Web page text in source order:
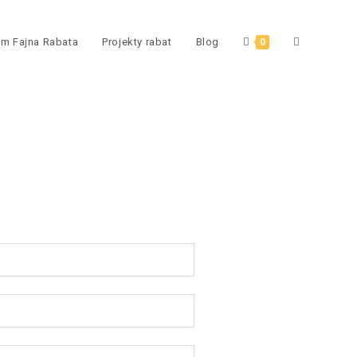
Fajna Rabata Projekty rabat Blog 0